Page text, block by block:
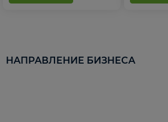
НАПРАВЛЕНИЕ БИЗНЕСА